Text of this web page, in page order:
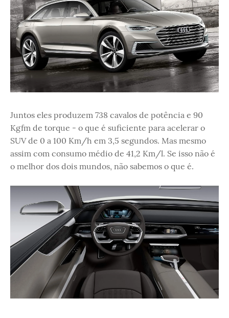
Juntos eles produzem 738 cavalos de potência e 90
Kgfm de torque - o que é suficiente para acelerar o
SUV de 0 a 100 Km/h em 3,5 segundos. Mas mesmo
assim com consumo médio de 41,2 Km/l. Se isso não é
o melhor dos dois mundos, não sabemos o que é.